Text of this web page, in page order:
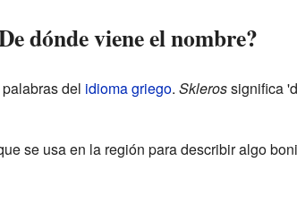
dónde viene el nombre?
del idioma griego. Sklerossignifica
se usa en la región para describir algo